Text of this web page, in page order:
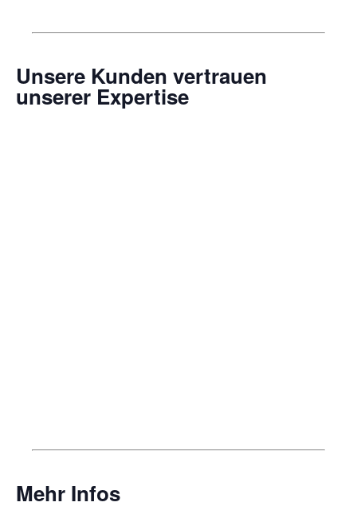
Unsere Kunden vertrauen
unserer Expertise
Mehr Infos